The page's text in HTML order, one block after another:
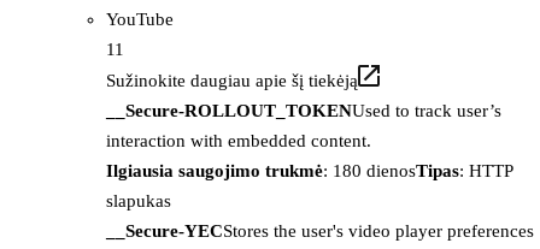
YouTube
11
Sužinokite daugiau apie šį tiekėją
__Secure-ROLLOUT_TOKENUsed to track user’s
interaction with embedded content.
Ilgiausia saugojimo trukmė: 180 dienosTipas: HTTP
slapukas
__Secure-YECStores the user's video player preferences